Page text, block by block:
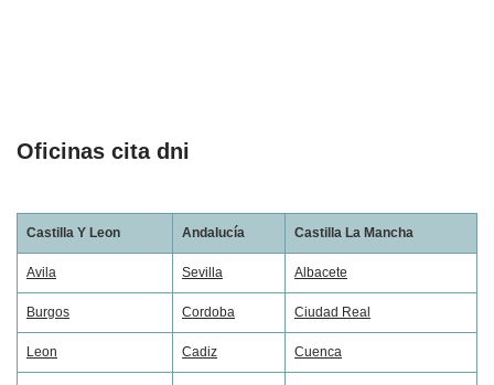
Oficinas cita dni
Castilla Y Leon Andalucía Castilla La Mancha
Avila Sevilla Albacete
Burgos Cordoba Ciudad Real
Leon Cadiz Cuenca